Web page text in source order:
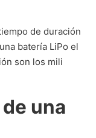
de duración
batería LiPo el
son los mili
una